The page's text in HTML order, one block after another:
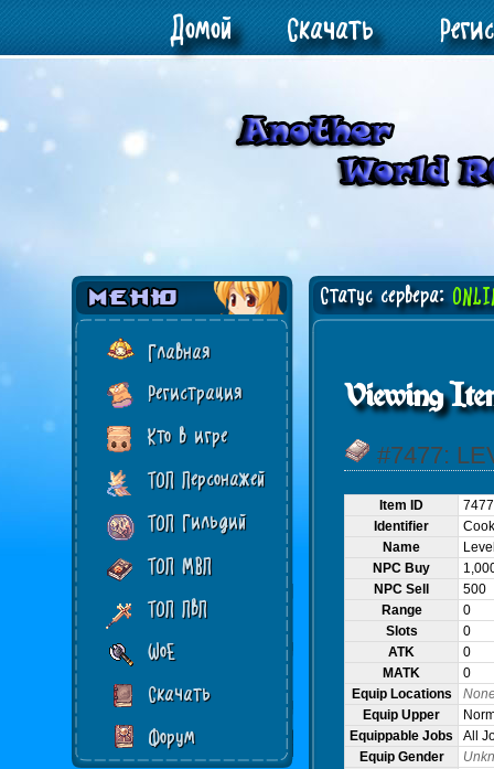
Домой Скачать
Главная
Регистрация
Кто в игре
ТОП Персонажей
ТОП Гильдий
ТОП МВП
ТОП ПвП
WoE
Скачать
Форум
Статус сервера:
Viewing
#7477:
Item ID
7477
Identifier
Name
NPC Buy
NPC Sell
500
Range
0
Slots
0
ATK
0
MATK
0
Equip Locations
Equip Upper
Equippable Jobs
All
Equip Gender